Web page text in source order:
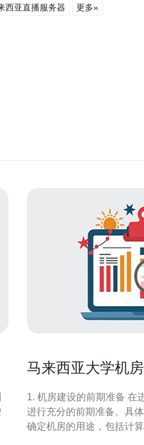
西亚直播服务器 更多»
马来西亚大学机
1. 机房建设的前期准备 在进行机房建设之前，首先要
进行充分的前期准备。具体步骤如下
确定机房的用途，包括计